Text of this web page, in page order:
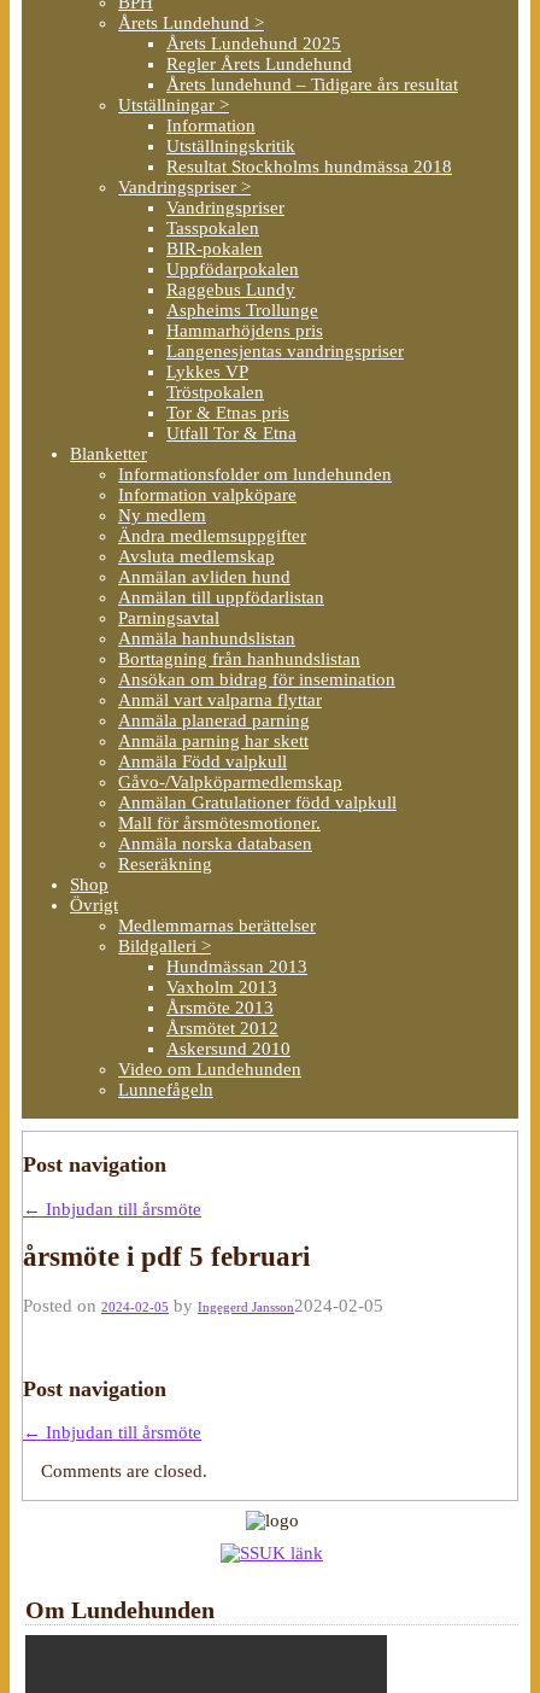
Årets Lundehund >
Årets Lundehund 2025
Regler Årets Lundehund
Årets lundehund – Tidigare års resultat
Utställningar >
Information
Utställningskritik
Resultat Stockholms hundmässa 2018
Vandringspriser >
Vandringspriser
Tasspokalen
BIR-pokalen
Uppfödarpokalen
Raggebus Lundy
Aspheims Trollunge
Hammarhöjdens pris
Langenesjentas vandringspriser
Lykkes VP
Tröstpokalen
Tor & Etnas pris
Utfall Tor & Etna
Blanketter
Informationsfolder om lundehunden
Information valpköpare
Ny medlem
Ändra medlemsuppgifter
Avsluta medlemskap
Anmälan avliden hund
Anmälan till uppfödarlistan
Parningsavtal
Anmäla hanhundslistan
Borttagning från hanhundslistan
Ansökan om bidrag för insemination
Anmäl vart valparna flyttar
Anmäla planerad parning
Anmäla parning har skett
Anmäla Född valpkull
Gåvo-/Valpköparmedlemskap
Anmälan Gratulationer född valpkull
Mall för årsmötesmotioner.
Anmäla norska databasen
Reseräkning
Shop
Övrigt
Medlemmarnas berättelser
Bildgalleri >
Hundmässan 2013
Vaxholm 2013
Årsmöte 2013
Årsmötet 2012
Askersund 2010
Video om Lundehunden
Lunnefågeln
Post navigation
← Inbjudan till årsmöte
årsmöte i pdf 5 februari
Posted on 2024-02-05 by Ingegerd Jansson2024-02-05
Post navigation
← Inbjudan till årsmöte
Comments are closed.
Om Lundehunden